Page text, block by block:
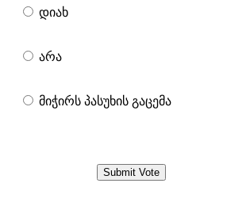
დიახ
არა
მიჭირს პასუხის გაცემა